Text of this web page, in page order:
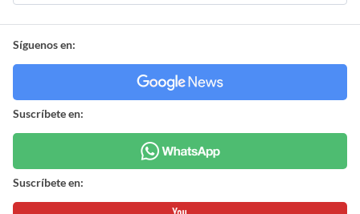
Síguenos en:
Suscríbete en:
Suscríbete en: